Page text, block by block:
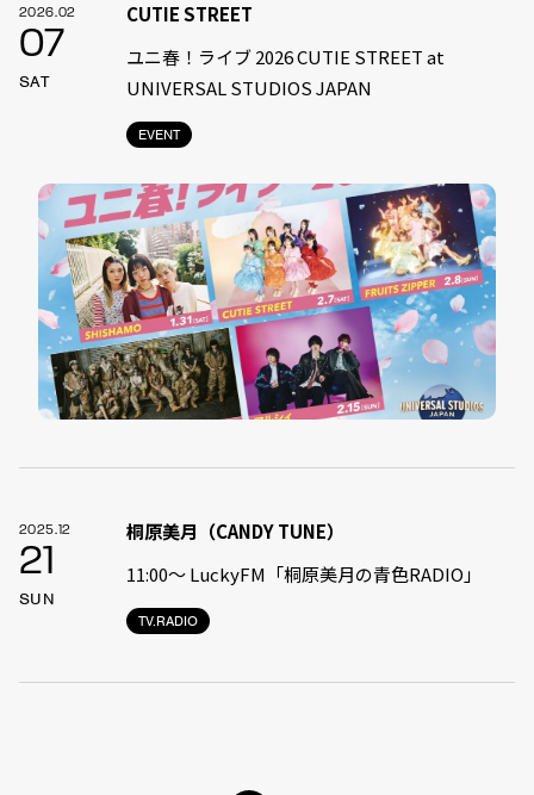
2026.02
07
SAT
EVENT
CUTIE STREET
ユニ春！ライブ 2026 CUTIE STREET at
UNIVERSAL STUDIOS JAPAN
2025.12
21
SUN
TV.RADIO
桐原美月（CANDY TUNE）
11:00〜 LuckyFM「桐原美月の青色RADIO」